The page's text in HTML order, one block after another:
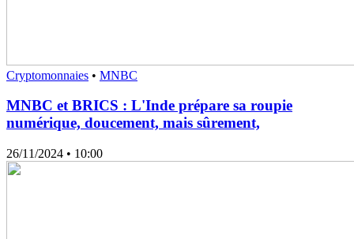
Cryptomonnaies • MNBC
MNBC et BRICS : L'Inde prépare sa roupie
numérique, doucement, mais sûrement,
26/11/2024 • 10:00